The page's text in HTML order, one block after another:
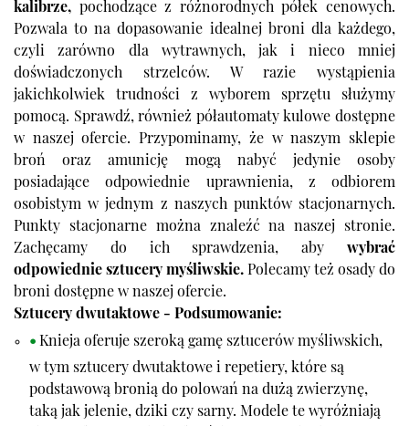
kalibrze, pochodzące z różnorodnych półek cenowych.
Pozwala to na dopasowanie idealnej broni dla każdego,
czyli zarówno dla wytrawnych, jak i nieco mniej
doświadczonych strzelców. W razie wystąpienia
jakichkolwiek trudności z wyborem sprzętu służymy
pomocą. Sprawdź, również półautomaty kulowe dostępne
w naszej ofercie. Przypominamy, że w naszym sklepie
broń oraz amunicję mogą nabyć jedynie osoby
posiadające odpowiednie uprawnienia, z odbiorem
osobistym w jednym z naszych punktów stacjonarnych.
Punkty stacjonarne można znaleźć na naszej stronie.
Zachęcamy do ich sprawdzenia, aby wybrać
odpowiednie sztucery myśliwskie. Polecamy też osady do
broni dostępne w naszej ofercie.
Sztucery dwutaktowe - Podsumowanie:
Knieja oferuje szeroką gamę sztucerów myśliwskich,
w tym sztucery dwutaktowe i repetiery, które są
podstawową bronią do polowań na dużą zwierzynę,
taką jak jelenie, dziki czy sarny. Modele te wyróżniają